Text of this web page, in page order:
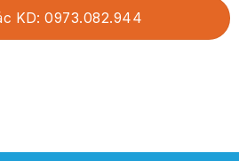
KD: 0973.082.944